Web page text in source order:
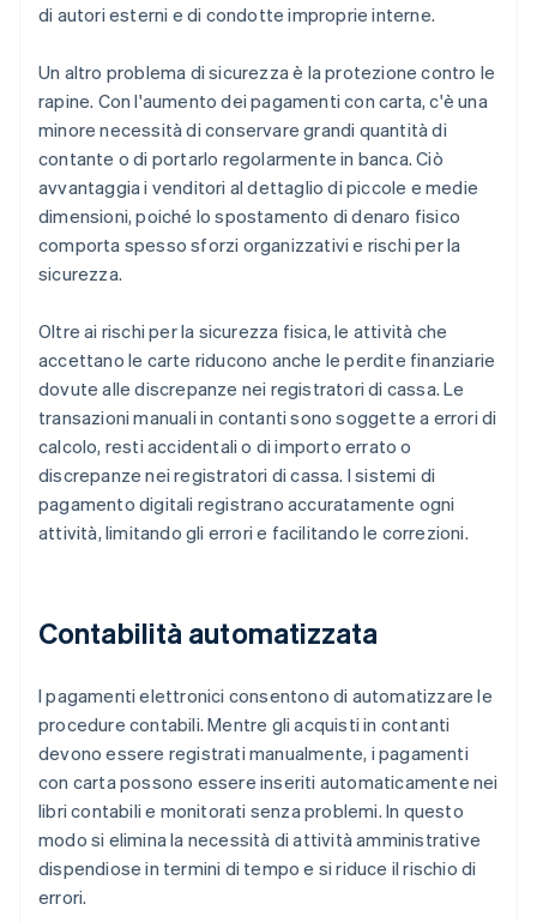
di autori esterni e di condotte improprie interne.
Un altro problema di sicurezza è la protezione contro le
rapine. Con l'aumento dei pagamenti con carta, c'è una
minore necessità di conservare grandi quantità di
contante o di portarlo regolarmente in banca. Ciò
avvantaggia i venditori al dettaglio di piccole e medie
dimensioni, poiché lo spostamento di denaro fisico
comporta spesso sforzi organizzativi e rischi per la
sicurezza.
Oltre ai rischi per la sicurezza fisica, le attività che
accettano le carte riducono anche le perdite finanziarie
dovute alle discrepanze nei registratori di cassa. Le
transazioni manuali in contanti sono soggette a errori di
calcolo, resti accidentali o di importo errato o
discrepanze nei registratori di cassa. I sistemi di
pagamento digitali registrano accuratamente ogni
attività, limitando gli errori e facilitando le correzioni.
Contabilità automatizzata
I pagamenti elettronici consentono di automatizzare le
procedure contabili. Mentre gli acquisti in contanti
devono essere registrati manualmente, i pagamenti
con carta possono essere inseriti automaticamente nei
libri contabili e monitorati senza problemi. In questo
modo si elimina la necessità di attività amministrative
dispendiose in termini di tempo e si riduce il rischio di
errori.